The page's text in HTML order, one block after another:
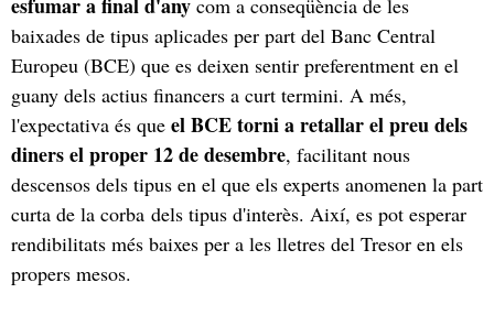
baixades de tipus aplicades per part del Banc Central
Europeu (BCE) que es deixen sentir preferentment en el
guany dels actius financers a curt termini. A més,
l'expectativa és que el BCE torni a retallar el preu dels
diners el proper 12 de desembre, facilitant nous
descensos dels tipus en el que els experts anomenen la part
curta de la corba dels tipus d'interès. Així, es pot esperar
rendibilitats més baixes per a les lletres del Tresor en els
propers mesos.